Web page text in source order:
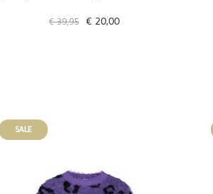
€ 39,95 € 20,00
SALE